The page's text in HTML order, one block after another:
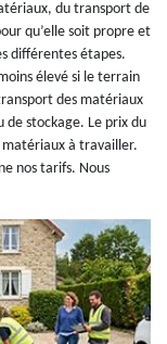
du transport de
qu’elle soit propre et
différentes étapes.
élevé si le terrain
des matériaux
stockage. Le prix du
à travailler.
nos tarifs. Nous